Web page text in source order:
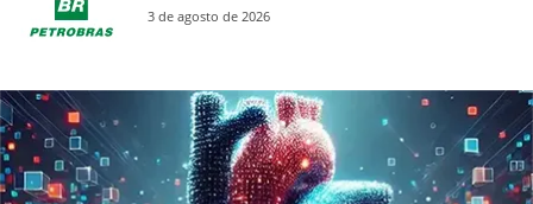
3 de agosto de 2026